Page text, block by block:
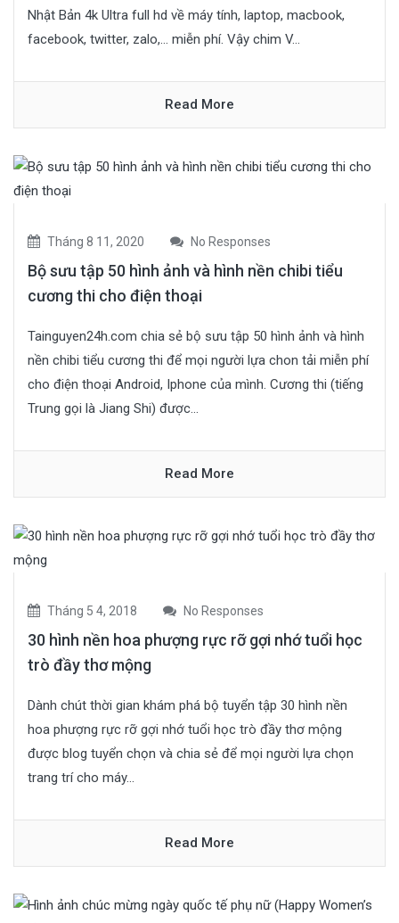
Nhật Bản 4k Ultra full hd về máy tính, laptop, macbook,
facebook, twitter, zalo,… miễn phí. Vậy chim V...
Read More
Tháng 8 11, 2020 No Responses
Bộ sưu tập 50 hình ảnh và hình nền chibi tiểu
cương thi cho điện thoại
Tainguyen24h.com chia sẻ bộ sưu tập 50 hình ảnh và hình
nền chibi tiểu cương thi để mọi người lựa chon tải miễn phí
cho điện thoại Android, Iphone của mình. Cương thi (tiếng
Trung gọi là Jiang Shi) được...
Read More
Tháng 5 4, 2018 No Responses
30 hình nền hoa phượng rực rỡ gợi nhớ tuổi học
trò đầy thơ mộng
Dành chút thời gian khám phá bộ tuyển tập 30 hình nền
hoa phượng rực rỡ gợi nhớ tuổi học trò đầy thơ mộng
được blog tuyển chọn và chia sẻ để mọi người lựa chọn
trang trí cho máy...
Read More